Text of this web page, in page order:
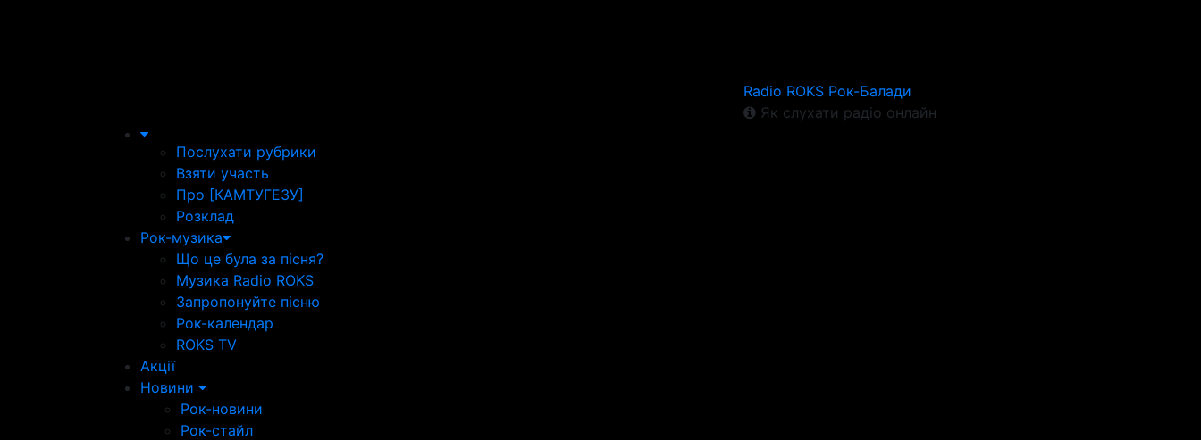
Radio ROKS Рок-Балади
Як слухати радіо онлайн
Послухати рубрики
Взяти участь
Про [КАМТУГЕЗУ]
Розклад
Рок-музика
Що це була за пісня?
Музика Radio ROKS
Запропонуйте пісню
Рок-календар
ROKS TV
Акції
Новини
Рок-новини
Рок-стайл